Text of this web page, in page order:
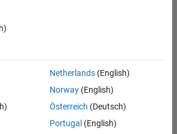
Netherlands(English)
Norway(English)
Österreich (Deutsch)
Portugal (English)